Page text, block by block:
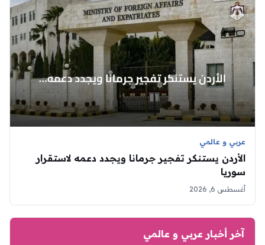
عربي و عالمي
الأردن يستنكر تفجير جرمانا ويجدد دعمه لاستقرار
سوريا
أغسطس 6, 2026
آخر أخبار عربي و عالمي